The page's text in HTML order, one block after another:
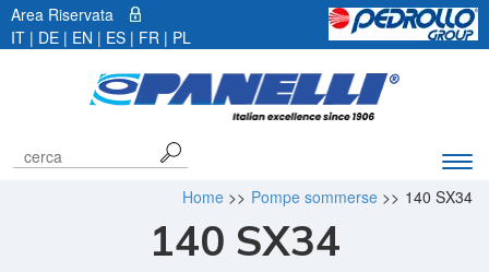
Area Riservata
IT | DE | EN | ES | FR | PL
di
140 SX34
Pompe sommerse >>
Home >>
140 SX34